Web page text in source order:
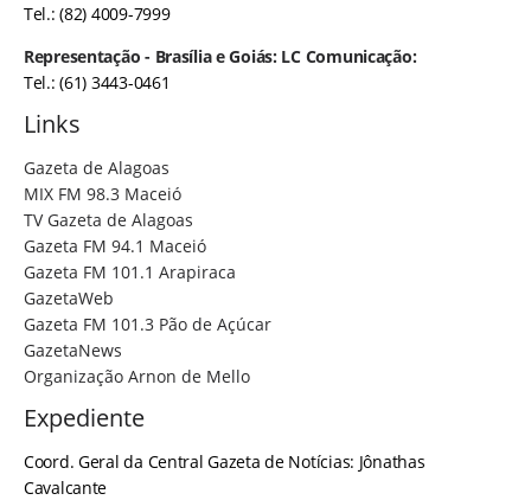
Tel.: (82) 4009-7999
Representação - Brasília e Goiás: LC Comunicação:
Tel.: (61) 3443-0461
Links
Gazeta de Alagoas
MIX FM 98.3 Maceió
TV Gazeta de Alagoas
Gazeta FM 94.1 Maceió
Gazeta FM 101.1 Arapiraca
GazetaWeb
Gazeta FM 101.3 Pão de Açúcar
GazetaNews
Organização Arnon de Mello
Expediente
Coord. Geral da Central Gazeta de Notícias: Jônathas
Cavalcante